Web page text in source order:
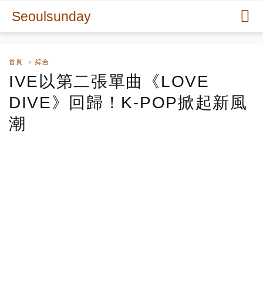
Seoulsunday
首頁 綜合
IVE以第二張單曲《LOVE
DIVE》回歸！K-POP掀起新風
潮